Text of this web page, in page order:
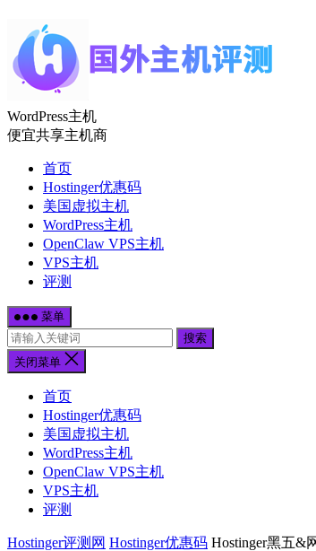
WordPress主机
便宜共享主机商
首页
Hostinger优惠码
美国虚拟主机
WordPress主机
OpenClaw VPS主机
VPS主机
评测
菜单
搜索
关闭菜单
首页
Hostinger优惠码
美国虚拟主机
WordPress主机
OpenClaw VPS主机
VPS主机
评测
Hostinger评测网 Hostinger优惠码 Hostinger黑五&